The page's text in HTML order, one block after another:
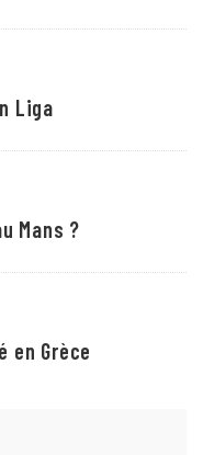
Liga
Mans ?
en Grèce